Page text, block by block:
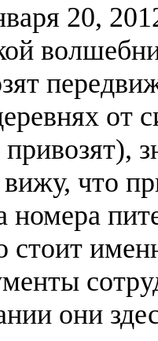
20,
от
что
номера
стоит
они